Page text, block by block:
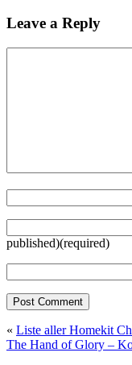
Leave a Reply
published)(required)
« Liste aller Homekit
The Hand of Glory –